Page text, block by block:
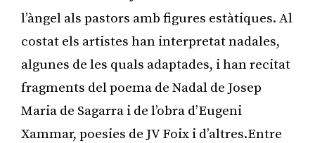
l’àngel als pastors amb figures estàtiques. Al
costat els artistes han interpretat nadales,
algunes de les quals adaptades, i han recitat
fragments del poema de Nadal de Josep
Maria de Sagarra i de l’obra d’Eugeni
Xammar, poesies de JV Foix i d’altres.Entre